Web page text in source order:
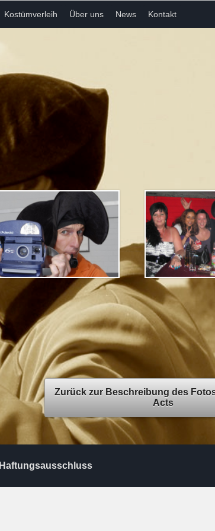
Kostümverleih Über uns News Kontakt
Zurück zur Beschreibung des
Acts
Haftungsausschluss